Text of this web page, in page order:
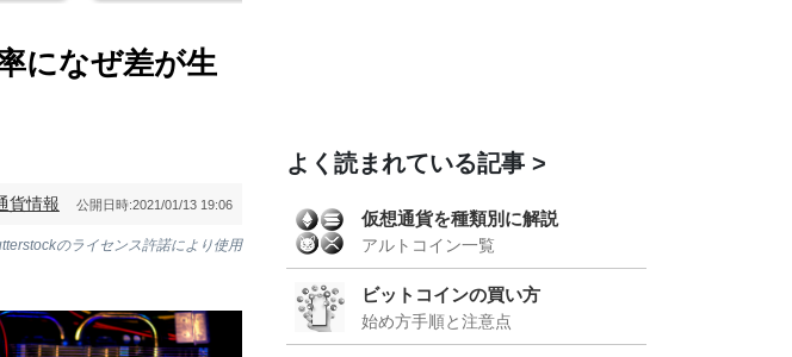
になぜ差が生
貨情報 公開日時:2021/01/13 19:06
のライセンス許諾により使用
よく読まれている記事
仮想通貨を種類別に解説
アルトコイン一覧
ビットコインの買い方
始め方手順と注意点